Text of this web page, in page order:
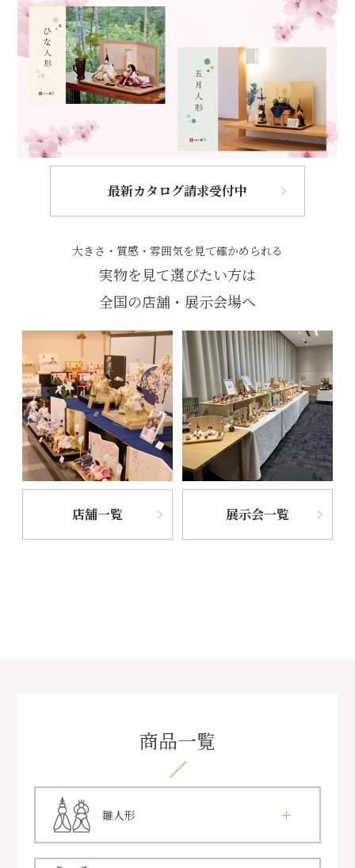
最新カタログ請求受付中
大きさ・質感・雰囲気を見て確かめられる
実物を見て選びたい方は
全国の店舗・展示会場へ
店舗一覧 展示会一覧
商品一覧
雛人形